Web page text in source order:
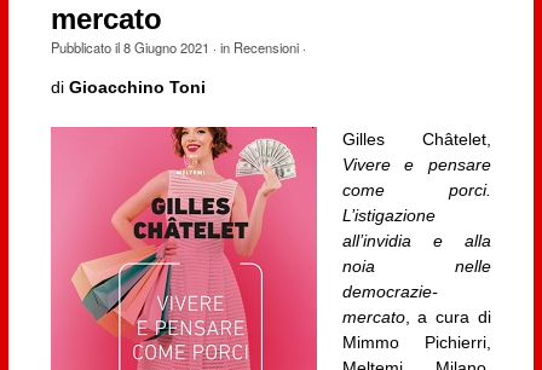
mercato
Pubblicato il8 Giugno 2021 · in Recensioni·
di Gioacchino Toni
Gilles Châtelet,
Vivere e pensare
come porci.
L’istigazione
all’invidia e alla
noia nelle
democrazie-
mercato, a cura di
Mimmo Pichierri,